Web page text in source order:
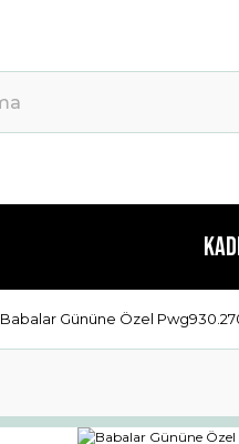
Babalar Gününe Özel